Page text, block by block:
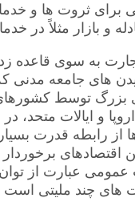
ثروت ها و
و بازار مثلاً در
به سوی قاعده
های جامعه مدنی که
بزرگ توسط
اروپا و ایالات
ها از رابطه قدرت
اقتصادهای
عمومی عبارت از
های چند ملیتی است